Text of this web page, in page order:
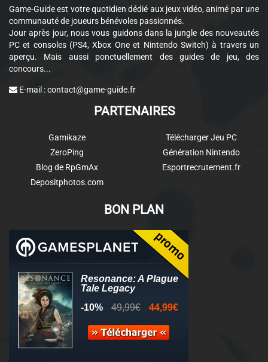
Game-Guide est votre quotidien dédié aux jeux vidéo, animé par une
communauté de joueurs bénévoles passionnés.
Jour après jour, nous vous guidons dans la jungle des nouveautés
PC et consoles (PS4, Xbox One et Nintendo Switch) à travers un
aperçu. Mais aussi ponctuellement des guides de jeu, des
concours...
E-mail :contact@game-guide.fr
PARTENAIRES
Gamikaze
ZeroPing
Blog de RpGmAx
Depositphotos.com
Télécharger Jeu PC
Génération Nintendo
Esportrecrutement.fr
BON PLAN